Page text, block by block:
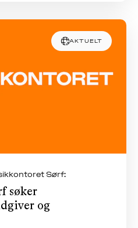
AKTUELT
Sørf:
søker
og